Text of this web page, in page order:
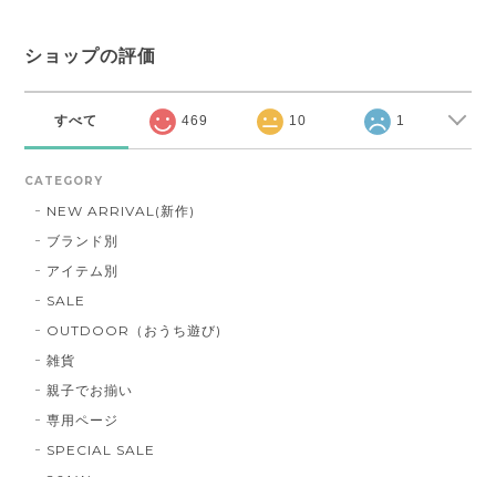
ショップの評価
すべて 469 10 1
CATEGORY
NEW ARRIVAL(新作)
ブランド別
アイテム別
SALE
OUTDOOR（おうち遊び)
雑貨
親子でお揃い
専用ページ
SPECIAL SALE